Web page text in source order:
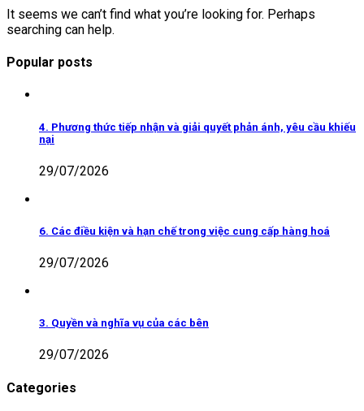
It seems we can’t find what you’re looking for. Perhaps
searching can help.
Popular posts
4. Phương thức tiếp nhận và giải quyết phản ánh, yêu cầu khiếu
nại
29/07/2026
6. Các điều kiện và hạn chế trong việc cung cấp hàng hoá
29/07/2026
3. Quyền và nghĩa vụ của các bên
29/07/2026
Categories